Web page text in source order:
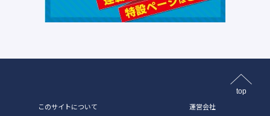
top
このサイトについて 運営会社